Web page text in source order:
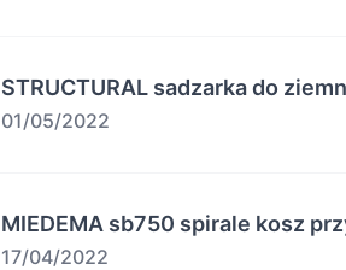
STRUCTURAL sadzarka do
01/05/2022
MIEDEMA sb750 spirale kosz
17/04/2022